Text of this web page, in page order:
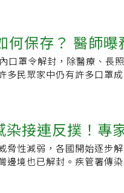
院所陪病、探病、就醫或
身體不舒服，有哪些狀況
重症風險因子的族群，包
低下病史者等，快篩陽後
減少；收縮壓100次/分鐘，
揮中心表示，目前維持提
評估後符合病例定義者，
。Ｑ４：我的同住家人確
適當防護，包括戴口罩、
一劑」可提升預防保護力
院長陳建仁說，2022年
預防針的覆蓋率相當高，
端。不過由於疫苗接種20
基礎劑或1歲以上今年還
設置社區接種站等），民
」適用對象？A：「未曾
於今年1月1日起未接種
安心」不適用對象？A：
何保存？ 醫師曝
口罩令解封，除醫療、長
多民眾家中仍有許多口罩
的是「防潮，避免口罩受
室內濕度高時，物品容易
未用過的口罩放入防潮箱，
口罩受潮機會，平時家中
中出現壁癌時，代表家中
染接連反撲！專
防
脅性減弱，各國開始逐步
邊境也已解封。疾管署傳